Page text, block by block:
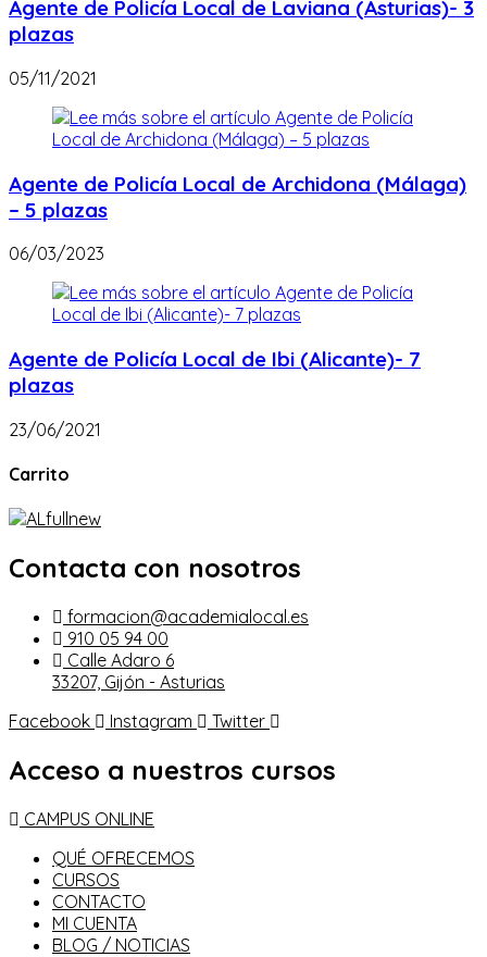
Agente de Policía Local de Laviana (Asturias)- 3
plazas
05/11/2021
Agente de Policía Local de Archidona (Málaga)
– 5 plazas
06/03/2023
Agente de Policía Local de Ibi (Alicante)- 7
plazas
23/06/2021
Carrito
Contacta con nosotros
formacion@academialocal.es
910 05 94 00
Calle Adaro 6
33207, Gijón - Asturias
Facebook
Instagram Twitter
Acceso a nuestros cursos
CAMPUS ONLINE
QUÉ OFRECEMOS
CURSOS
CONTACTO
MI CUENTA
BLOG / NOTICIAS